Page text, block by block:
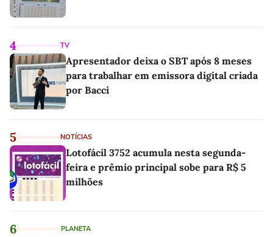
4 TV
Apresentador deixa o SBT após 8 meses
para trabalhar em emissora digital criada
por Bacci
5 NOTÍCIAS
Lotofácil 3752 acumula nesta segunda-
feira e prêmio principal sobe para R$ 5
milhões
6 PLANETA